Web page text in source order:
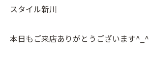
スタイル新川
本日もご来店ありがとうございます^_^